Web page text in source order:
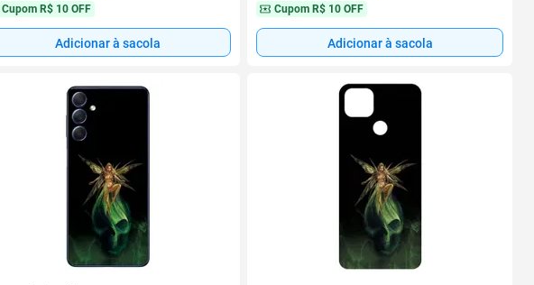
Cupom R$ 10 OFF
Adicionar à sacola
Cupom R$ 10 OFF
Adicionar à sacola